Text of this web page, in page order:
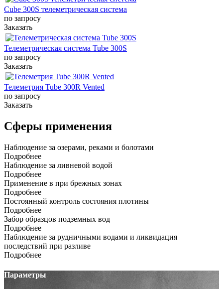
Cube 300S телеметрическая система
по запросу
Заказать
Телеметрическая система Tube 300S
по запросу
Заказать
Телеметрия Tube 300R Vented
по запросу
Заказать
Сферы применения
Наблюдение за озерами, реками и болотами
Подробнее
Наблюдение за ливневой водой
Подробнее
Применение в при брежных зонах
Подробнее
Постоянный контроль состояния плотины
Подробнее
Забор образцов подземных вод
Подробнее
Наблюдение за рудничными водами и ликвидация
последствий при разливе
Подробнее
Параметры